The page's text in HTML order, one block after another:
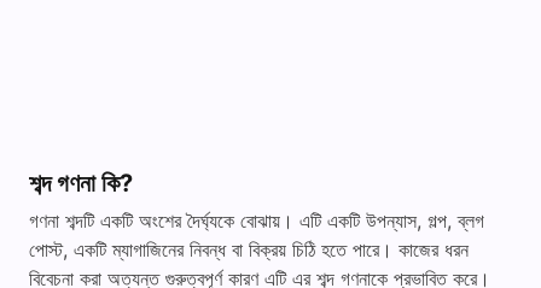
শব্দ গণনা কি?
গণনা শব্দটি একটি অংশের দৈর্ঘ্যকে বোঝায়। এটি একটি উপন্যাস, গল্প, ব্লগ
পোস্ট, একটি ম্যাগাজিনের নিবন্ধ বা বিক্রয় চিঠি হতে পারে। কাজের ধরন
বিবেচনা করা অত্যন্ত গুরুত্বপূর্ণ কারণ এটি এর শব্দ গণনাকে প্রভাবিত করে।